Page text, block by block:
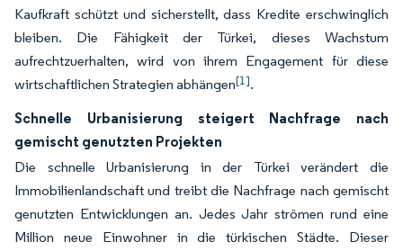
Kaufkraft schützt und sicherstellt, dass Kredite erschwinglich
bleiben. Die Fähigkeit der Türkei, dieses Wachstum
aufrechtzuerhalten, wird von ihrem Engagement für diese
wirtschaftlichen Strategien abhängen[1].
Schnelle Urbanisierung steigert Nachfrage nach
gemischt genutzten Projekten
Die schnelle Urbanisierung in der Türkei verändert die
Immobilienlandschaft und treibt die Nachfrage nach gemischt
genutzten Entwicklungen an. Jedes Jahr strömen rund eine
Million neue Einwohner in die türkischen Städte. Dieser